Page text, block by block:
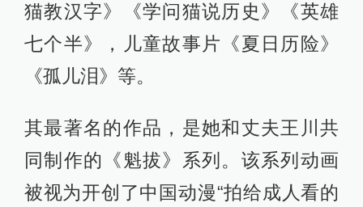
猫教汉字》《学问猫说历史》《英雄
七个半》，儿童故事片《夏日历险》
《孤儿泪》等。
其最著名的作品，是她和丈夫王川共
同制作的《魁拔》系列。该系列动画
被视为开创了中国动漫“拍给成人看的